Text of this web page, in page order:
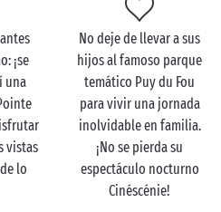
” le sumergirán en el corazón de
En el transcurso de su paseo en
, se cruzará con familias de cisnes,
a los que podrá reconocer gracias a
Al recorrer al filo del agua
verá que la naturaleza nos
puro en una atmósfera de
Respire, escuche y observe:
¡se
una
vistas
lo
No deje de llevar a sus
hijos al famoso parque
temático Puy du Fou
para vivir una jornada
inolvidable en familia.
¡No se pierda su
espectáculo nocturno
Cinéscénie!